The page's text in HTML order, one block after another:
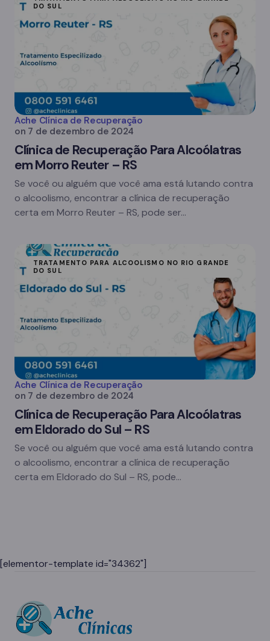
DO SUL
Ache Clínica de Recuperação
on 7 de dezembro de 2024
Clínica de Recuperação Para Alcoólatras
em Morro Reuter – RS
Se você ou alguém que você ama está lutando contra
o alcoolismo, encontrar a clínica de recuperação
certa em Morro Reuter – RS, pode ser…
TRATAMENTO PARA ALCOOLISMO NO RIO GRANDE
DO SUL
Ache Clínica de Recuperação
on 7 de dezembro de 2024
Clínica de Recuperação Para Alcoólatras
em Eldorado do Sul – RS
Se você ou alguém que você ama está lutando contra
o alcoolismo, encontrar a clínica de recuperação
certa em Eldorado do Sul – RS, pode…
[elementor-template id="34362"]